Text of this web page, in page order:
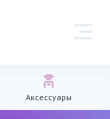
Аксессуары